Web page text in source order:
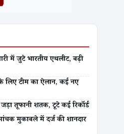
में जुटे भारतीय एथलीट, बढ़ी
लिए टीम का ऐलान, कई नए
तूफानी शतक, टूटे कई रिकॉर्ड
मुकाबले में दर्ज की शानदार